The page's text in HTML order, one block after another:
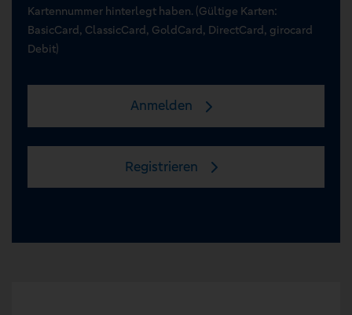
Kartennummer hinterlegt haben. (Gültige Karten:
BasicCard, ClassicCard, GoldCard, DirectCard, girocard
Debit)
Anmelden
Registrieren